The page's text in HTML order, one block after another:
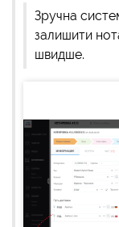
Зручна
залишити
швидше.